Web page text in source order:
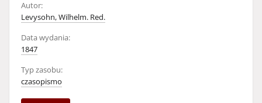
Autor:
Levysohn, Wilhelm. Red.
Data wydania:
1847
Typ zasobu:
czasopismo